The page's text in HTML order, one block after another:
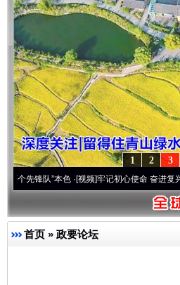
3
2
1
”本色·[视频]牢记初心使命 奋进复兴征程丨宝
首页 » 政要论坛